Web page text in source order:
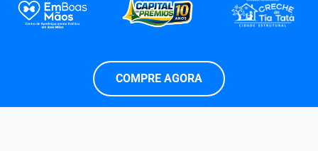
COMPRE AGORA